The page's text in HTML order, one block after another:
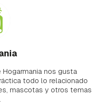
nos gusta
todo lo relacionado
mascotas y otros temas